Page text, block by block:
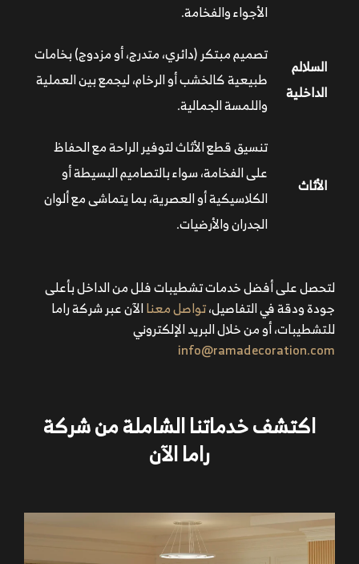
الأجواء والفخامة.
السلالم
الداخلية
تصميم مبتكر (دائري، متدرج، أو مزدوج) بخامات
طبيعية كالخشب أو الرخام، ليجمع بين العملية
واللمسة الجمالية.
الأثاث
تنسيق قطع الأثاث لتوفير الراحة مع الحفاظ
على الفخامة، سواء بالتصاميم البسيطة أو
الكلاسيكية أو العصرية، بما يتماشى مع ألوان
الجدران والأرضيات.
لتحصل على أفضل خدماتتشطيبات فلل من الداخلبأعلى
جودة ودقة في التفاصيل،تواصل معناالآن عبر شركة راما
للتشطيبات، أو من خلال البريد الإلكتروني
info@ramadecoration.com
اكتشف خدماتنا الشاملة من شركة
راما الآن